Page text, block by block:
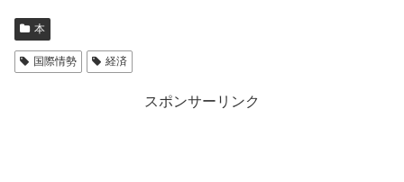
本
国際情勢 経済
スポンサーリンク